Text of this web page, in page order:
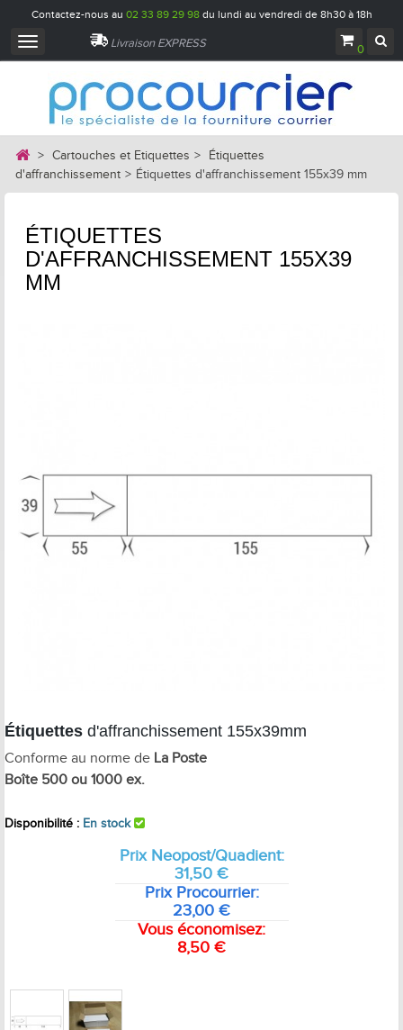
Contactez-nous au 02 33 89 29 98 du lundi au vendredi de 8h30 à 18h
Livraison EXPRESS 0
Navigation
bascule
> Cartouches et Etiquettes >
Étiquettes
d'affranchissement > Étiquettes d'affranchissement 155x39 mm
ÉTIQUETTES
D'AFFRANCHISSEMENT 155X39
MM
Étiquettes d'affranchissement 155x39mm
Conforme au norme de La Poste
Boîte 500 ou 1000 ex.
Disponibilité : En stock
Prix Neopost/Quadient:
31,50 €
Prix Procourrier:
23,00 €
Vous économisez:
8,50 €